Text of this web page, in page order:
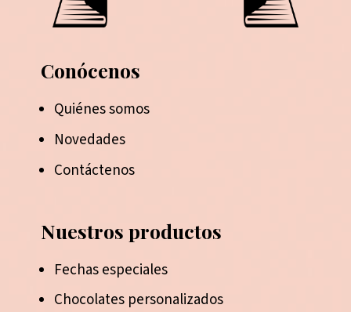
Conócenos
Quiénes somos
Novedades
Contáctenos
Nuestros productos
Fechas especiales
Chocolates personalizados